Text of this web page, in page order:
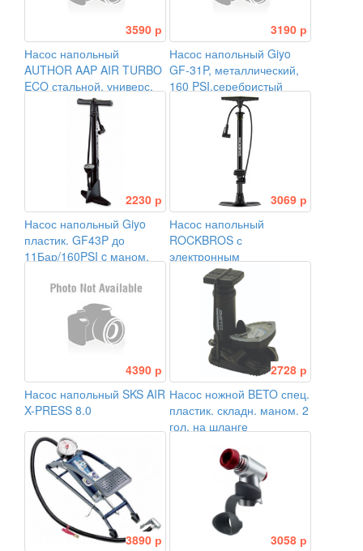
3590 р
Насос напольный
AUTHOR AAP AIR TURBO
ECO стальной. универс.
гол-ка, с маном.
11бар/160PSI
3190 р
Насос напольный Giyo
GF-31P, металлический,
160 PSI,серебристый
2230 р
Насос напольный Giyo
пластик. GF43P до
11Бар/160PSI c маном.
шланге
3069 р
Насос напольный
ROCKBROS с
электронным
манометром, 160 PSI
4390 р
Насос напольный SKS AIR
X-PRESS 8.0
2728 р
Насос ножной BETO спец.
пластик. складн. маном. 2
гол. на шланге
3890 р 3058 р